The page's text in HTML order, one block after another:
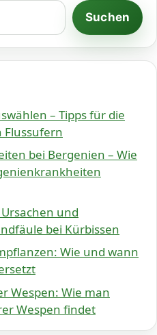
Suchen
– Tipps für die
Flussufern
bei Bergenien – Wie
und
bei Kürbissen
Wie und wann
Wespen: Wie man
Wespen findet